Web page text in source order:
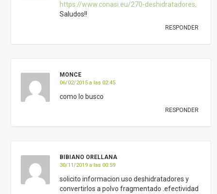
https://www.conasi.eu/270-deshidratadores.
Saludos!!
RESPONDER
MONCE
06/02/2015 a las 02:45
como lo busco
RESPONDER
BIBIANO ORELLANA
30/11/2019 a las 00:59
solicito informacion uso deshidratadores y
convertirlos a polvo fragmentado .efectividad